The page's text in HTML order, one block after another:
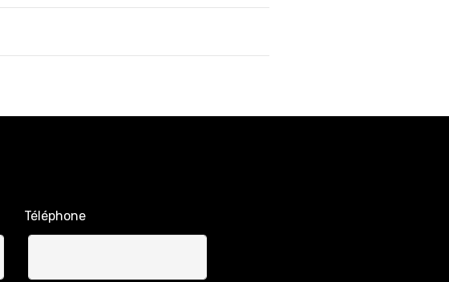
Téléphone